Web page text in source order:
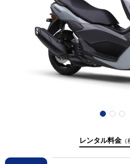
レンタル料金